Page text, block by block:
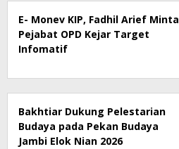
E- Monev KIP, Fadhil Arief Minta
Pejabat OPD Kejar Target
Infomatif
Bakhtiar Dukung Pelestarian
Budaya pada Pekan Budaya
Jambi Elok Nian 2026